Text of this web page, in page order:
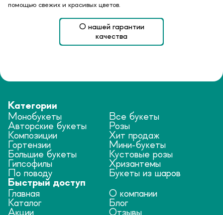
помощью свежих и красивых цветов.
О нашей гарантии
качества
Категории
Монобукеты
Все букеты
Авторские букеты
Розы
Композиции
Хит продаж
Гортензии
Мини-букеты
Большие букеты
Кустовые розы
Гипсофилы
Хризантемы
По поводу
Букеты из шаров
Быстрый доступ
Главная
О компании
Каталог
Блог
Акции
Отзывы